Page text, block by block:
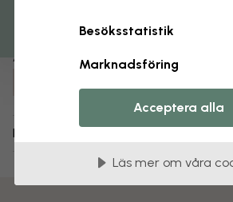
Färgbeständiga tryck
Artikelnummer:
Leverans och returer
Besöksstatistik
Marknadsföring
Acceptera alla
Läs mer om våra